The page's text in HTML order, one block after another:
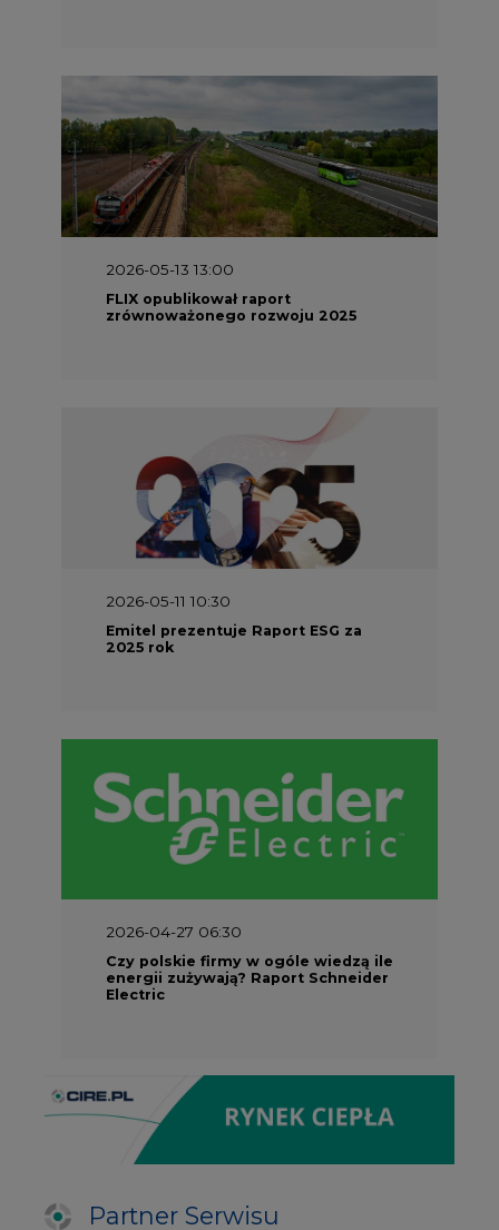
2026-05-13 13:00
FLIX opublikował raport
zrównoważonego rozwoju 2025
2026-05-11 10:30
Emitel prezentuje Raport ESG za
2025 rok
2026-04-27 06:30
Czy polskie firmy w ogóle wiedzą ile
energii zużywają? Raport Schneider
Electric
Partner Serwisu